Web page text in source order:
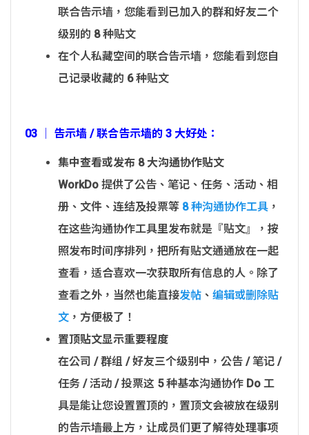
联合告示墙，您能看到已加入的群和好友二个
级别的 8 种贴文
在个人私藏空间的联合告示墙，您能看到您自
己记录收藏的 6 种贴文
03 │ 告示墙 / 联合告示墙的 3 大好处：
集中查看或发布 8 大沟通协作贴文
WorkDo 提供了公告、笔记、任务、活动、相
册、文件、连结及投票等 8 种沟通协作工具 ，
在这些沟通协作工具里发布就是『贴文』，按
照发布时间序排列，把所有贴文通通放在一起
查看，适合喜欢一次获取所有信息的人。除了
查看之外，当然也能直接发帖 、 编辑或删除贴
文 ，方便极了！
置顶贴文显示重要程度
在公司 / 群组 / 好友三个级别中，公告 / 笔记 /
任务 / 活动 / 投票这 5 种基本沟通协作 Do 工
具是能让您设置置顶的，置顶文会被放在级别
的告示墙最上方，让成员们更了解待处理事项